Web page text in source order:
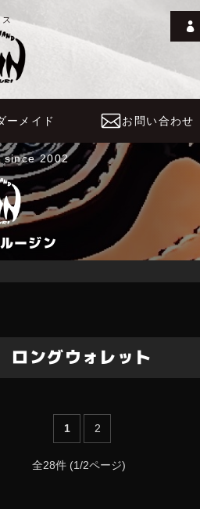
ス
ーメイド お問い合わせ
since 2002
ージン
ロングウォレット
1 2
全28件 (1/2ページ)